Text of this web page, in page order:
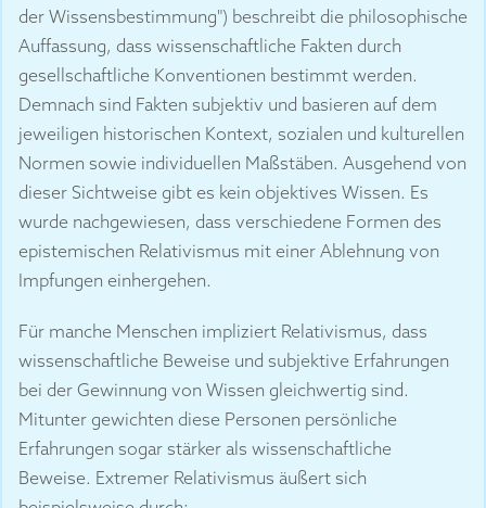
der Wissensbestimmung") beschreibt die philosophische
Auffassung, dass wissenschaftliche Fakten durch
gesellschaftliche Konventionen bestimmt werden.
Demnach sind Fakten subjektiv und basieren auf dem
jeweiligen historischen Kontext, sozialen und kulturellen
Normen sowie individuellen Maßstäben. Ausgehend von
dieser Sichtweise gibt es kein objektives Wissen. Es
wurde nachgewiesen, dass verschiedene Formen des
epistemischen Relativismus mit einer Ablehnung von
Impfungen einhergehen.
Für manche Menschen impliziert Relativismus, dass
wissenschaftliche Beweise und subjektive Erfahrungen
bei der Gewinnung von Wissen gleichwertig sind.
Mitunter gewichten diese Personen persönliche
Erfahrungen sogar stärker als wissenschaftliche
Beweise. Extremer Relativismus äußert sich